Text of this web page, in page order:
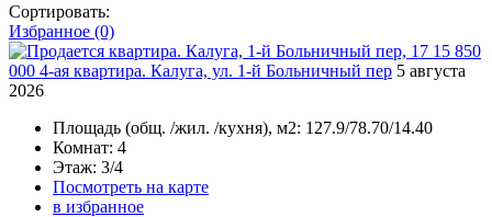
Сортировать:
Избранное (0)
15 850
000 4-ая квартира. Калуга, ул. 1-й Больничный пер 5 августа
2026
Площадь (общ. /жил. /кухня), м2: 127.9/78.70/14.40
Комнат: 4
Этаж: 3/4
Посмотреть на карте
в избранное